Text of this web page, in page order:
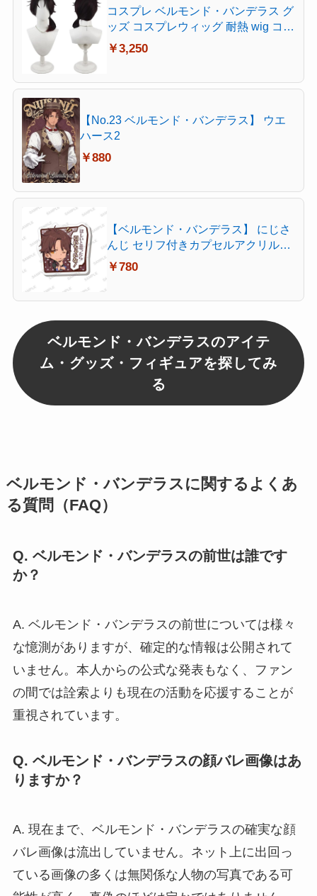
コスプレ ベルモンド・バンデラス グ
ッズ コスプレウィッグ 耐熱 wig コス
チューム Cosplay
￥3,250
【No.23 ベルモンド・バンデラス】 ウエ
ハース2
￥880
【ベルモンド・バンデラス】 にじさ
んじ セリフ付きカプセルアクリルク
リップ
￥780
ベルモンド・バンデラスのアイテ
ム・グッズ・フィギュアを探してみ
る
ベルモンド・バンデラスに関するよくあ
る質問（FAQ）
Q. ベルモンド・バンデラスの前世は誰です
か？
A. ベルモンド・バンデラスの前世については様々
な憶測がありますが、確定的な情報は公開されて
いません。本人からの公式な発表もなく、ファン
の間では詮索よりも現在の活動を応援することが
重視されています。
Q. ベルモンド・バンデラスの顔バレ画像はあ
りますか？
A. 現在まで、ベルモンド・バンデラスの確実な顔
バレ画像は流出していません。ネット上に出回っ
ている画像の多くは無関係な人物の写真である可